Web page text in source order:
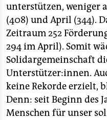
unterstützen, weniger
(408) und April (344).
Zeitraum 252
294 im April). Somit
Solidargemeinschaft
Unterstützer:innen.
keine Rekorde erzielt,
Denn: seit Beginn des
Menschen für unser